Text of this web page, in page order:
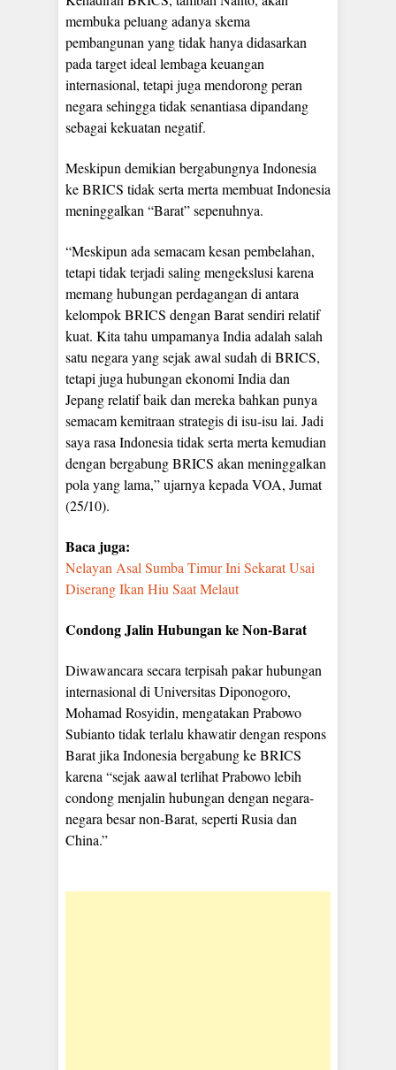
membuka peluang adanya skema
pembangunan yang tidak hanya didasarkan
pada target ideal lembaga keuangan
internasional, tetapi juga mendorong peran
negara sehingga tidak senantiasa dipandang
sebagai kekuatan negatif.
Meskipun demikian bergabungnya Indonesia
ke BRICS tidak serta merta membuat Indonesia
meninggalkan “Barat” sepenuhnya.
“Meskipun ada semacam kesan pembelahan,
tetapi tidak terjadi saling mengekslusi karena
memang hubungan perdagangan di antara
kelompok BRICS dengan Barat sendiri relatif
kuat. Kita tahu umpamanya India adalah salah
satu negara yang sejak awal sudah di BRICS,
tetapi juga hubungan ekonomi India dan
Jepang relatif baik dan mereka bahkan punya
semacam kemitraan strategis di isu-isu lai. Jadi
saya rasa Indonesia tidak serta merta kemudian
dengan bergabung BRICS akan meninggalkan
pola yang lama,” ujarnya kepada VOA, Jumat
(25/10).
Baca juga:
Nelayan Asal Sumba Timur Ini Sekarat Usai
Diserang Ikan Hiu Saat Melaut
Condong Jalin Hubungan ke Non-Barat
Diwawancara secara terpisah pakar hubungan
internasional di Universitas Diponogoro,
Mohamad Rosyidin, mengatakan Prabowo
Subianto tidak terlalu khawatir dengan respons
Barat jika Indonesia bergabung ke BRICS
karena “sejak aawal terlihat Prabowo lebih
condong menjalin hubungan dengan negara-
negara besar non-Barat, seperti Rusia dan
China.”